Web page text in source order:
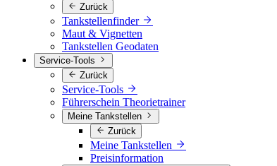
Zurück
Tankstellenfinder
Maut & Vignetten
Tankstellen Geodaten
Service-Tools
Zurück
Service-Tools
Führerschein Theorietrainer
Meine Tankstellen
Zurück
Meine Tankstellen
Preisinformation